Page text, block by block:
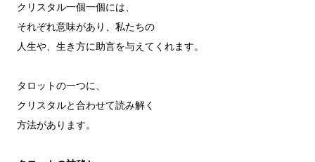
クリスタル一個一個には、
それぞれ意味があり、私たちの
人生や、生き方に助言を与えてくれます。
タロットの一つに、
クリスタルと合わせて読み解く
方法があります。